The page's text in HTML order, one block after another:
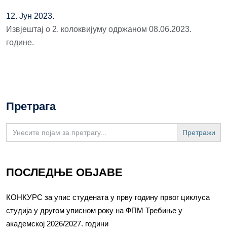
12. Јун 2023.
Извјештај о 2. колоквијуму одржаном 08.06.2023.
године.
Претрага
Search
for:
ПОСЛЕДЊЕ ОБЈАВЕ
КОНКУРС за упис студената у прву годину првог циклуса
студија у другом уписном року на ФПМ Требиње у
академској 2026/2027. години